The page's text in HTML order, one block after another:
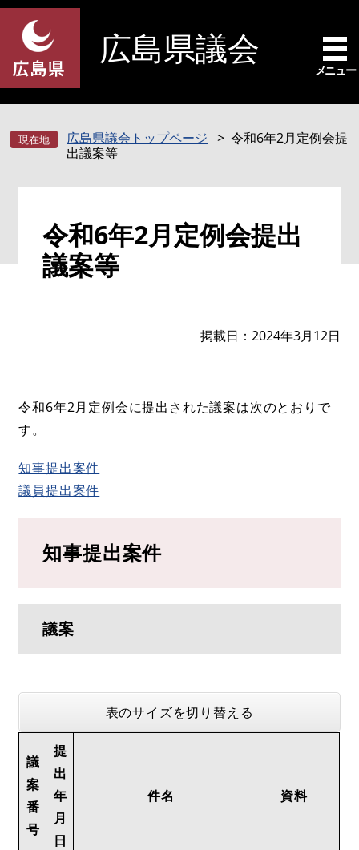
ペ
先
頭
す
メ
を
飛
し
広島県議会
メニュー
広島県議会トップページ
令和6年2月定例会提
出議案等
令和6年2月定例会提出
議案等
掲載日 2024年3月12日
令和6年2月定例会に提出された議案は次のとおりで
す。
知事提出案件
議員提出案件
知事提出案件
議案
表のサイズを切り替える
議
案
番
号
提
出
年
月
日
件名 資料